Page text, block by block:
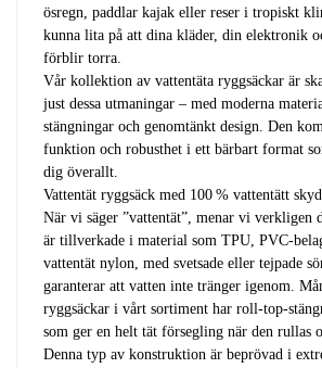
ösregn, paddlar kajak eller reser i tropiskt
kunna lita på att dina kläder, din elektronik
förblir torra.
Vår kollektion av vattentäta ryggsäckar är
just dessa utmaningar – med moderna
stängningar och genomtänkt design. Den
funktion och robusthet i ett bärbart format
dig överallt.
Vattentät ryggsäck med 100 % vattentätt
När vi säger ”vattentät”, menar vi verkligen
är tillverkade i material som TPU, PVC-
vattentät nylon, med svetsade eller tejpade
garanterar att vatten inte tränger igenom.
ryggsäckar i vårt sortiment har roll-top-
som ger en helt tät försegling när den rullas
Denna typ av konstruktion är beprövad i